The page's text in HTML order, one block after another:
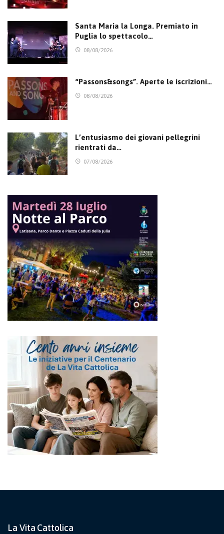
Santa Maria la Longa. Premiato in
Puglia lo spettacolo…
08/08/2026
“Passons&songs”. Aperte le iscrizioni…
08/08/2026
L’entusiasmo dei giovani pellegrini
rientrati da…
07/08/2026
La Vita Cattolica